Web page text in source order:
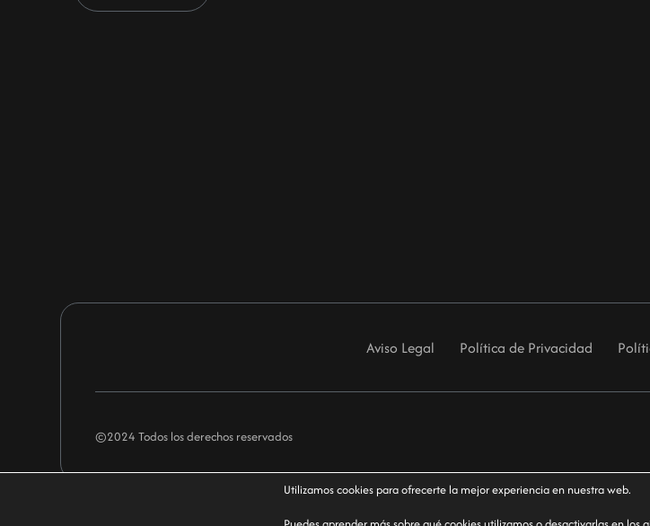
Aviso Legal Política de Privacidad
©2024 Todos los derechos reservados
Utilizamos cookies para ofrecerte la mejor experiencia en nuestra web.